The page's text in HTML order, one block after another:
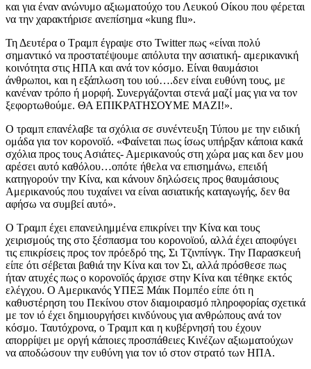
και για έναν ανώνυμο αξιωματούχο του Λευκού Οίκου που φέρεται
να την χαρακτήρισε ανεπίσημα «kung flu».
Τη Δευτέρα ο Τραμπ έγραψε στο Twitterπως «είναι πολύ
σημαντικό να προστατέψουμε απόλυτα την ασιατική- αμερικανική
κοινότητα στις ΗΠΑ και ανά τον κόσμο. Είναι θαυμάσιοι
άνθρωποι, και η εξάπλωση του ιού….δεν είναι ευθύνη τους, με
κανέναν τρόπο ή μορφή. Συνεργάζονται στενά μαζί μας για να τον
ξεφορτωθούμε. ΘΑ ΕΠΙΚΡΑΤΗΣΟΥΜΕ ΜΑΖΙ!».
Ο τραμπ επανέλαβε τα σχόλια σε συνέντευξη Τύπου με την ειδική
ομάδα για τον κορονοϊό. «Φαίνεται πως ίσως υπήρξαν κάποια κακά
σχόλια προς τους Ασιάτες- Αμερικανούς στη χώρα μας και δεν μου
αρέσει αυτό καθόλου…οπότε ήθελα να επισημάνω, επειδή
κατηγορούν την Κίνα, και κάνουν δηλώσεις προς θαυμάσιους
Αμερικανούς που τυχαίνει να είναι ασιατικής καταγωγής, δεν θα
αφήσω να συμβεί αυτό».
Ο Τραμπ έχει επανειλημμένα επικρίνει την Κίνα και τους
χειρισμούς της στο ξέσπασμα του κορονοϊού, αλλά έχει αποφύγει
τις επικρίσεις προς τον πρόεδρό της, Σι Τζινπίνγκ. Την Παρασκευή
είπε ότι σέβεται βαθιά την Κίνα και τον Σι, αλλά πρόσθεσε πως
ήταν ατυχές πως ο κορονοϊός άρχισε στην Κίνα και τέθηκε εκτός
ελέγχου. Ο Αμερικανός ΥΠΕΞ Μάικ Πομπέο είπε ότι η
καθυστέρηση του Πεκίνου στον διαμοιρασμό πληροφορίας σχετικά
με τον ιό έχει δημιουργήσει κινδύνους για ανθρώπους ανά τον
κόσμο. Ταυτόχρονα, ο Τραμπ και η κυβέρνησή του έχουν
απορρίψει με οργή κάποιες προσπάθειες Κινέζων αξιωματούχων
να αποδώσουν την ευθύνη για τον ιό στον στρατό των ΗΠΑ.